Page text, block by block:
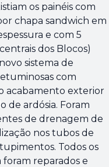
os painéis com
chapa sandwich em
e com 5
dos Blocos)
sistema de
com
acabamento exterior
de ardósia. Foram
de drenagem de
nos tubos de
Todos os
reparados e